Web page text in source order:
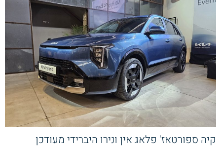
קיה ספורטאז' פלאג אין ונירו היברידי מעודכן